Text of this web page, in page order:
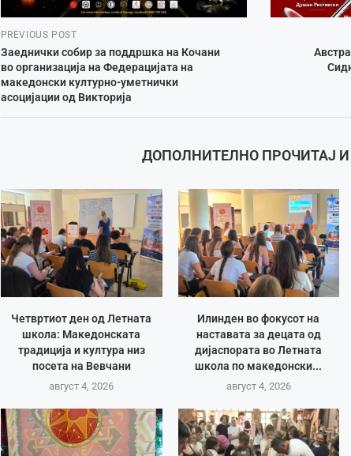
PREVIOUS POST
Заеднички собир за поддршка на Кочани
во организација на Федерацијата на
македонски културно-уметнички
асоцијации од Викторија
ДОПОЛНИТЕЛНО ПРОЧИТАЈ И
Четвртиот ден од Летната
школа: Македонската
традиција и култура низ
посета на Вевчани
август 4, 2026
Илинден во фокусот на
наставата за децата од
дијаспората во Летната
школа по македонски...
август 4, 2026